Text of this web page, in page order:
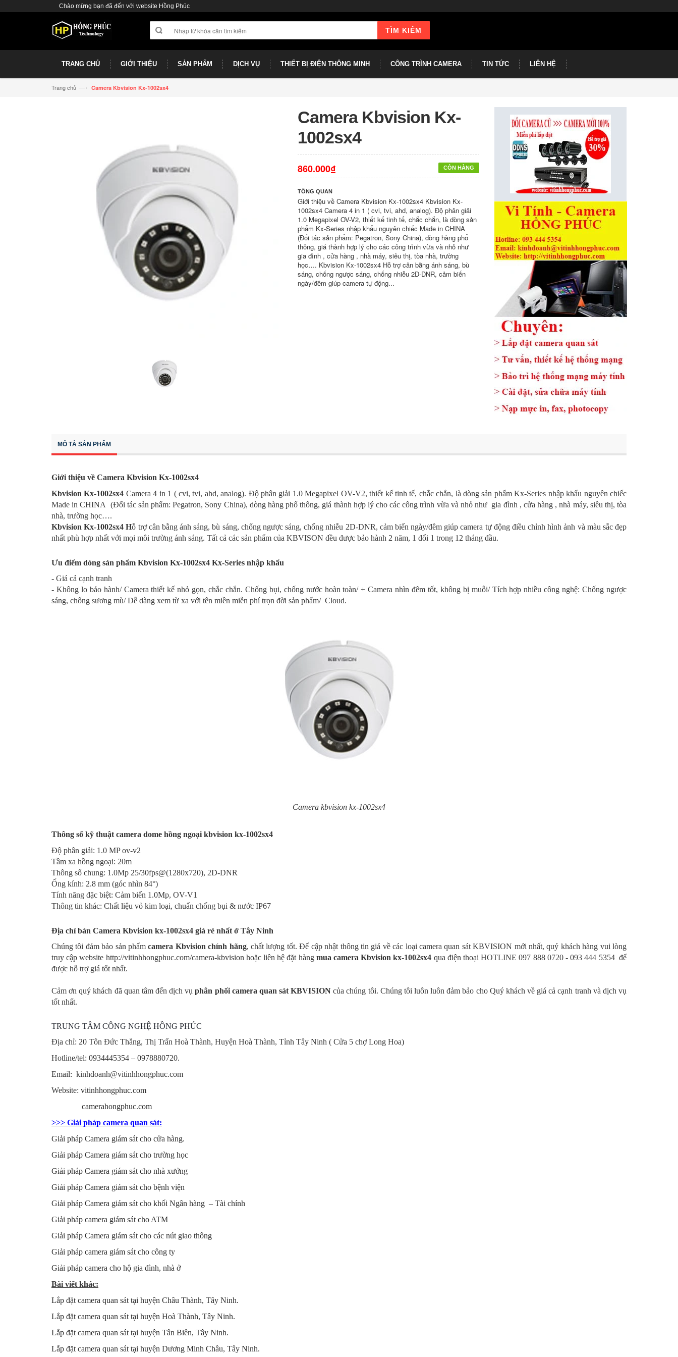
Chào mừng bạn đã đến với website Hồng Phúc
TÌM KIẾM
TRANG CHỦ GIỚI THIỆU SẢN PHẨM DỊCH VỤ THIẾT BỊ ĐIỆN THÔNG MINH CÔNG TRÌNH CAMERA TIN TỨC LIÊN HỆ
Trang chủ —› Camera Kbvision Kx-1002sx4
Camera Kbvision Kx-
1002sx4
CÒN HÀNG
860.000₫
TỔNG QUAN
Giới thiệu về Camera Kbvision Kx-1002sx4 Kbvision Kx-
1002sx4 Camera 4 in 1 ( cvi, tvi, ahd, analog). Độ phân giải
1.0 Megapixel OV-V2, thiết kế tinh tế, chắc chắn, là dòng sản
phẩm Kx-Series nhập khẩu nguyên chiếc Made in CHINA
(Đối tác sản phẩm: Pegatron, Sony China), dòng hàng phổ
thông, giá thành hợp lý cho các công trình vừa và nhỏ như
gia đình , cửa hàng , nhà máy, siêu thị, tòa nhà, trường
học…. Kbvision Kx-1002sx4 Hỗ trợ cân bằng ánh sáng, bù
sáng, chống ngược sáng, chống nhiễu 2D-DNR, cảm biến
ngày/đêm giúp camera tự động...
MÔ TẢ SẢN PHẨM
Giới thiệu về Camera Kbvision Kx-1002sx4
Kbvision Kx-1002sx4 Camera 4 in 1 ( cvi, tvi, ahd, analog). Độ phân giải 1.0 Megapixel OV-V2, thiết kế tinh tế, chắc chắn, là dòng sản phẩm Kx-Series nhập khẩu nguyên chiếc
Made in CHINA (Đối tác sản phẩm: Pegatron, Sony China), dòng hàng phổ thông, giá thành hợp lý cho các công trình vừa và nhỏ như gia đình , cửa hàng , nhà máy, siêu thị, tòa
nhà, trường học….
Kbvision Kx-1002sx4 Hỗ trợ cân bằng ánh sáng, bù sáng, chống ngược sáng, chống nhiễu 2D-DNR, cảm biến ngày/đêm giúp camera tự động điều chỉnh hình ảnh và màu sắc đẹp
nhất phù hợp nhất với mọi môi trường ánh sáng. Tất cả các sản phẩm của KBVISON đều được bảo hành 2 năm, 1 đổi 1 trong 12 tháng đầu.
Ưu điểm dòng sản phẩm Kbvision Kx-1002sx4 Kx-Series nhập khẩu
- Giá cả cạnh tranh
- Không lo bảo hành/ Camera thiết kế nhỏ gọn, chắc chắn. Chống bụi, chống nước hoàn toàn/ + Camera nhìn đêm tốt, không bị muỗi/ Tích hợp nhiều công nghệ: Chống ngược
sáng, chống sương mù/ Dễ dàng xem từ xa với tên miền miễn phí trọn đời sản phẩm/ Cloud.
Camera kbvision kx-1002sx4
Thông số kỹ thuật camera dome hồng ngoại kbvision kx-1002sx4
Độ phân giải: 1.0 MP ov-v2
Tầm xa hồng ngoại: 20m
Thông số chung: 1.0Mp 25/30fps@(1280x720), 2D-DNR
Ống kính: 2.8 mm (góc nhìn 84°)
Tính năng đặc biệt: Cảm biến 1.0Mp, OV-V1
Thông tin khác: Chất liệu vỏ kim loại, chuẩn chống bụi & nước IP67
Địa chỉ bán Camera Kbvision kx-1002sx4 giá rẻ nhất ở Tây Ninh
Chúng tôi đảm bảo sản phẩmcamera Kbvision chính hãng, chất lượng tốt. Để cập nhật thông tin giá về các loại camera quan sát KBVISION mới nhất, quý khách hàng vui lòng
truy cập website http://vitinhhongphuc.com/camera-kbvision hoặc liên hệ đặt hàng mua camera Kbvision kx-1002sx4 qua điện thoại HOTLINE 097 888 0720 - 093 444 5354 để
được hỗ trợ giá tốt nhất.
Cảm ơn quý khách đã quan tâm đến dịch vụphân phối camera quan sát KBVISION của chúng tôi. Chúng tôi luôn luôn đảm bảo cho Quý khách về giá cả cạnh tranh và dịch vụ
tốt nhất.
TRUNG TÂM CÔNG NGHỆ HỒNG PHÚC
Địa chỉ: 20 Tôn Đức Thắng, Thị Trấn Hoà Thành, Huyện Hoà Thành, Tỉnh Tây Ninh ( Cửa 5 chợ Long Hoa)
Hotline/tel: 0934445354 – 0978880720.
Email: kinhdoanh@vitinhhongphuc.com
Website: vitinhhongphuc.com
camerahongphuc.com
>>> Giải pháp camera quan sát:
Giải pháp Camera giám sát cho cửa hàng.
Giải pháp Camera giám sát cho trường học
Giải pháp Camera giám sát cho nhà xưởng
Giải pháp Camera giám sát cho bệnh viện
Giải pháp Camera giám sát cho khối Ngân hàng – Tài chính
Giải pháp camera giám sát cho ATM
Giải pháp Camera giám sát cho các nút giao thông
Giải pháp camera giám sát cho công ty
Giải pháp camera cho hộ gia đình, nhà ở
Bài viết khác:
Lắp đặt camera quan sát tại huyện Châu Thành, Tây Ninh.
Lắp đặt camera quan sát tại huyện Hoà Thành, Tây Ninh.
Lắp đặt camera quan sát tại huyện Tân Biên, Tây Ninh.
Lắp đặt camera quan sát tại huyện Dương Minh Châu, Tây Ninh.